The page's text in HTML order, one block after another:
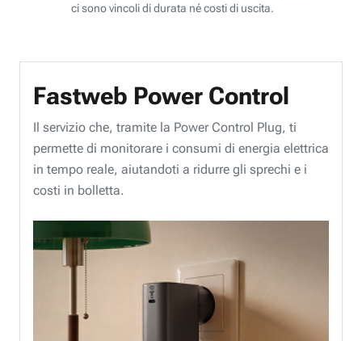
ci sono vincoli di durata né costi di uscita.
Fastweb Power Control
Il servizio che, tramite la Power Control Plug, ti
permette di monitorare i consumi di energia elettrica
in tempo reale, aiutandoti a ridurre gli sprechi e i
costi in bolletta.